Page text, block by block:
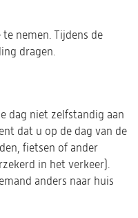
nemen. Tijdens de
dragen.
dag niet zelfstandig aan
dat u op de dag van de
fietsen of ander
in het verkeer).
anders naar huis